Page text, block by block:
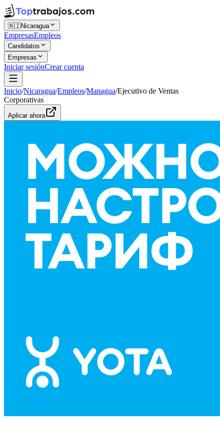
🇳🇮Nicaragua
EmpresasEmpleos
Candidatos
Empresas
Iniciar sesiónCrear cuenta
Inicio/Nicaragua/Empleos/Managua/Ejecutivo de Ventas
Corporativas
Aplicar ahora